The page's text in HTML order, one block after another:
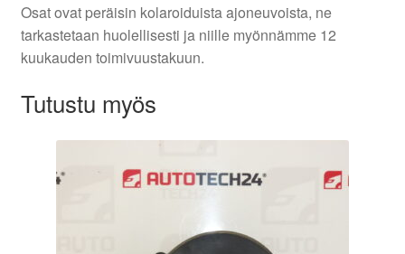
Osat ovat peräisin kolaroiduista ajoneuvoista, ne
tarkastetaan huolellisesti ja niille myönnämme 12
kuukauden toimivuustakuun.
Tutustu myös